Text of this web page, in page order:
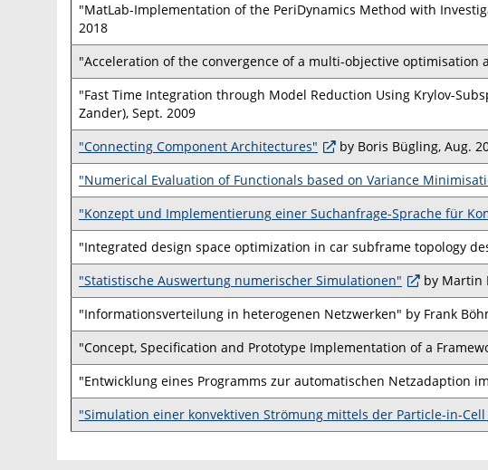
"MatLab-Implementation of the PeriDynamics Method with
2018
"Acceleration of the convergence of a multi-objective optimisation
"Fast Time Integration through Model Reduction Using Krylov-
Zander), Sept. 2009
"Connecting Component Architectures"
by Boris Bügling, Aug.
"Numerical Evaluation of Functionals based on Variance
"Konzept und Implementierung einer Suchanfrage-Sprache für
"Integrated design space optimization in car subframe topology
"Statistische Auswertung numerischer Simulationen"
by Martin
"Informationsverteilung in heterogenen Netzwerken" by Frank
"Concept, Specification and Prototype Implementation of a
"Entwicklung eines Programms zur automatischen Netzadaption
"Simulation einer konvektiven Strömung mittels der Particle-in-